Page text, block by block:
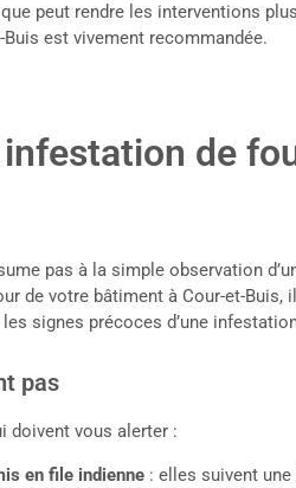
peut rendre les interventions
est vivement recommandée.
de
pas à la simple observation
de votre bâtiment à Cour-et-
signes précoces d’une
pas
doivent vous alerter :
en file indienne : elles suivent